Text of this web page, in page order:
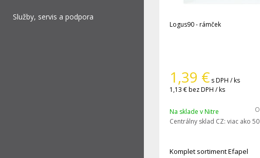
Služby, servis a podpora
Logus90 - rámček
1,39 € s DPH / ks
1,13 €bez DPH / ks
Na sklade v Nitre
Centrálny sklad CZ: viac ako
Komplet sortiment Efapel